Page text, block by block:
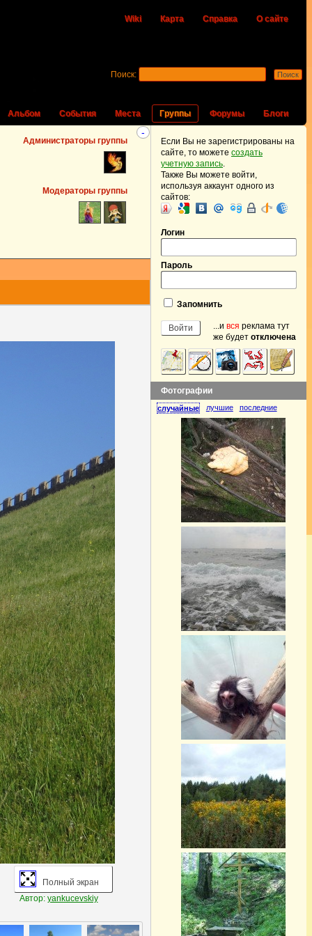
Wiki Карта Справка О сайте
Альбом События Места Группы Форумы Блоги
Поиск:
-
Администраторы группы
Модераторы группы
Полный экран
Автор: yankucevskiy
Если Вы не зарегистрированы на
сайте, то можете создать
учетную запись.
Также Вы можете войти,
используя аккаунт одного из
сайтов:
Логин
Пароль
Запомнить
...и вся реклама тут
же будет отключена
Фотографии
случайные лучшие последние